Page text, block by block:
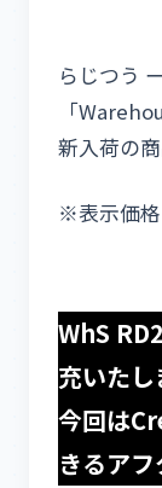
らじつう
「
新入荷の
※表示価格
WhS
充いたし
今回は
きるア